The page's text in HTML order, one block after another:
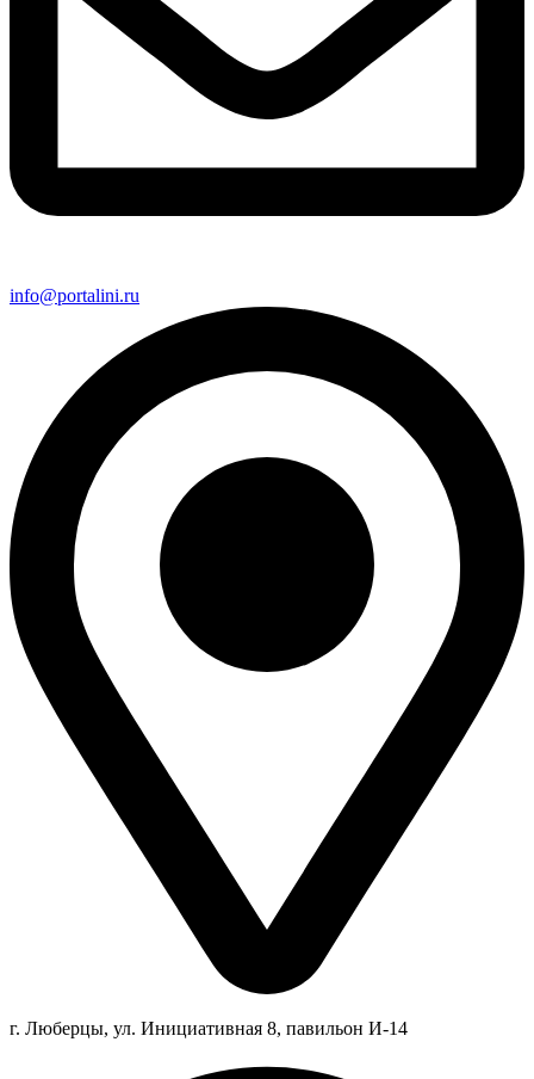
info@portalini.ru
г. Люберцы, ул. Инициативная 8, павильон И-14